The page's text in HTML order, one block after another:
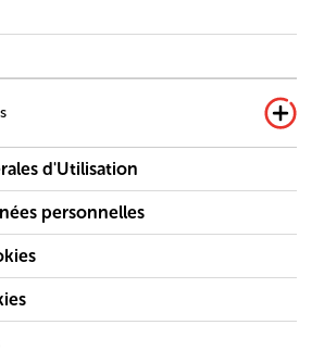
d'Utilisation
personnelles